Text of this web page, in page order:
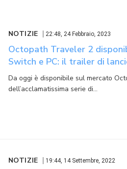
NOTIZIE 22:48, 24 Febbraio, 2023
Octopath Traveler 2
Switch e PC: il trailer di
Da oggi è disponibile sul mercato
dell’acclamatissima serie di…
NOTIZIE 19:44, 14 Settembre, 2022